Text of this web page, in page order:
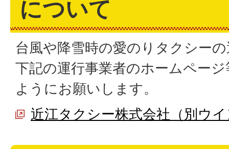
について
台風や降雪時の愛のりタクシー
下記の運行事業者のホームペー
ようにお願いします。
近江タクシー株式会社（別ウ